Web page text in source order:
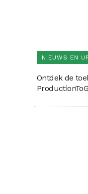
NIEUWS EN
Ontdek de